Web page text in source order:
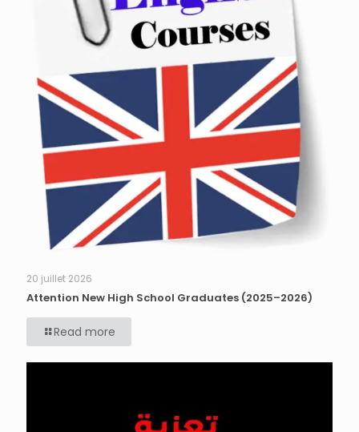
20 juillet 2026
Attention New High School Graduates (2025–2026)
Read more